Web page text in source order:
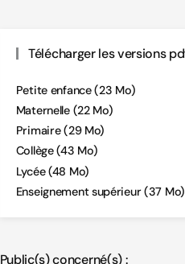
Télécharger les versions
Petite enfance (23 Mo)
Maternelle (22 Mo)
Primaire (29 Mo)
Collège (43 Mo)
Lycée (48 Mo)
Enseignement supérieur (37 Mo)
Public(s) concerné(s) :